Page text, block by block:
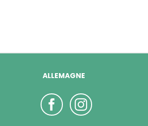
ALLEMAGNE